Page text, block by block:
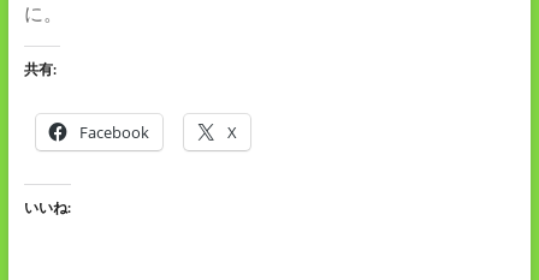
に。
共有:
Facebook X
いいね: